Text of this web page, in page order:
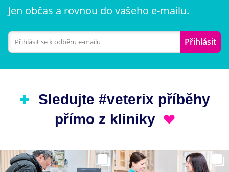
Jen občas a rovnou do vašeho e-mailu.
Přihlásit
Sledujte #veterix příběhy
přímo z kliniky